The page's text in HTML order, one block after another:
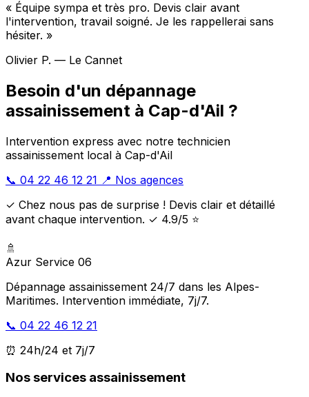
« Équipe sympa et très pro. Devis clair avant
l'intervention, travail soigné. Je les rappellerai sans
hésiter. »
Olivier P. — Le Cannet
Besoin d'un dépannage
assainissement à Cap-d'Ail ?
Intervention express avec notre technicien
assainissement local à Cap-d'Ail
📞 04 22 46 12 21 📍 Nos agences
✓ Chez nous pas de surprise ! Devis clair et détaillé
avant chaque intervention. ✓ 4.9/5 ⭐
🚿
Azur Service 06
Dépannage assainissement 24/7 dans les Alpes-
Maritimes. Intervention immédiate, 7j/7.
📞 04 22 46 12 21
⏰ 24h/24 et 7j/7
Nos services assainissement